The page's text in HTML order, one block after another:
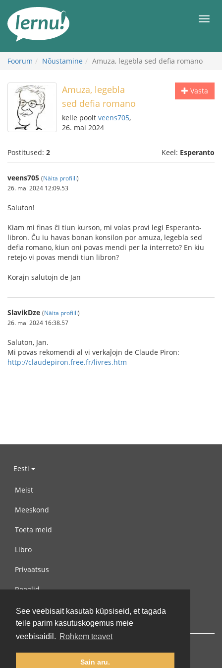
See veebisait kasutab küpsiseid, et tagada
teile parim kasutuskogemus meie
veebisaidil. Rohkem teavet
Sain aru.
juurde
Foorum Nõustamine Amuza, legebla sed defia romano
Vasta
Amuza, legebla
sed defia romano
kelle poolt veens705,
26. mai 2024
Postitused: 2 Keel: Esperanto
veens705 (Näita profiili)
26. mai 2024 12:09.53
Saluton!
Kiam mi finas ĉi tiun kurson, mi volas provi legi Esperanto-
libron. Ĉu iu havas bonan konsilon por amuza, legebla sed
defia romano, kiun oni povas mendi per la interreto? En kiu
retejo vi povas mendi tiun libron?
Korajn salutojn de Jan
SlavikDze (Näita profiili)
26. mai 2024 16:38.57
Saluton, Jan.
Mi povas rekomendi al vi verkaĵojn de Claude Piron:
http://claudepiron.free.fr/livres.htm
Eesti
Meist
Meeskond
Toeta meid
Libro
Privaatsus
Reeglid
Võta meiega ühendust